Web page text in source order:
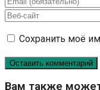
имя
имя
пользователя,
чтобы
прокомментировать
свой
адрес,
чтобы
прокомментировать
Введите
вашего
веб-
сайта
(необязательно)
Сохранить моё
Вам также